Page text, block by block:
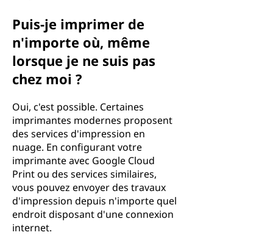
Puis-je imprimer de
n'importe où, même
lorsque je ne suis pas
chez moi ?
Oui, c'est possible. Certaines
imprimantes modernes proposent
des services d'impression en
nuage. En configurant votre
imprimante avec Google Cloud
Print ou des services similaires,
vous pouvez envoyer des travaux
d'impression depuis n'importe quel
endroit disposant d'une connexion
internet.